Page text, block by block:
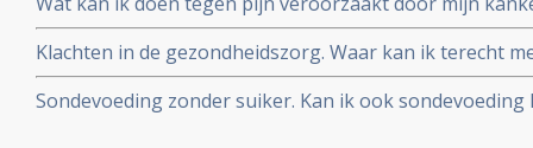
manieren van pijnbestrijding?
Klachten in de gezondheidszorg. Waar kan ik terecht
slechte behandeling in een ziekenhuis en/of door
Sondevoeding zonder suiker. Kan ik ook